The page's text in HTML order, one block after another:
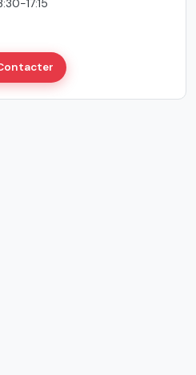
17:15